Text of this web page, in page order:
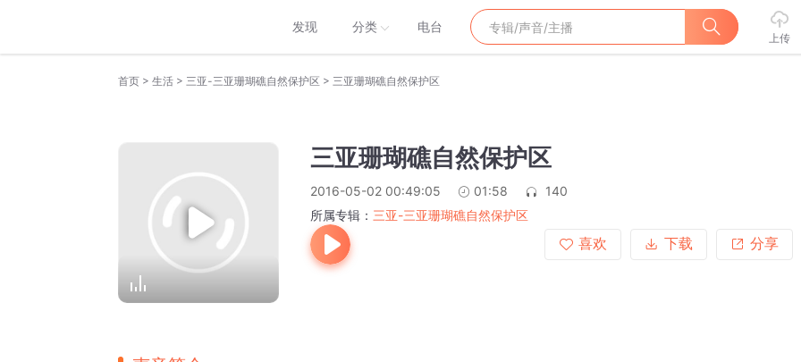
发现 分类 电台
上传
首页 > 生活 > 三亚-三亚珊瑚礁自然保护区 > 三亚珊瑚礁自然保护区
三亚珊瑚礁自然保护区
2016-05-02 00:49:05 01:58
140
所属专辑： 三亚-三亚珊瑚礁自然保护区
喜欢
下载 分享